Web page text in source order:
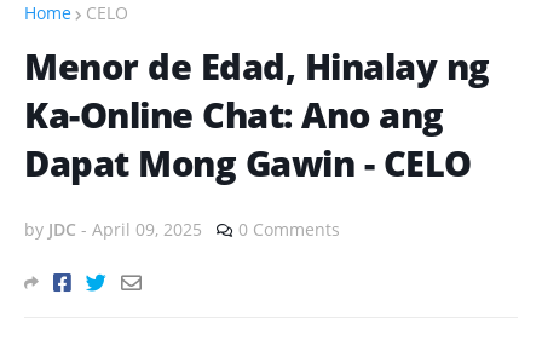
Home CELO
Menor de Edad, Hinalay ng
Ka-Online Chat: Ano ang
Dapat Mong Gawin - CELO
by JDC - April 09, 2025 0 Comments